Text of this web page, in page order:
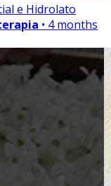
e Hidrolato
• 4 months